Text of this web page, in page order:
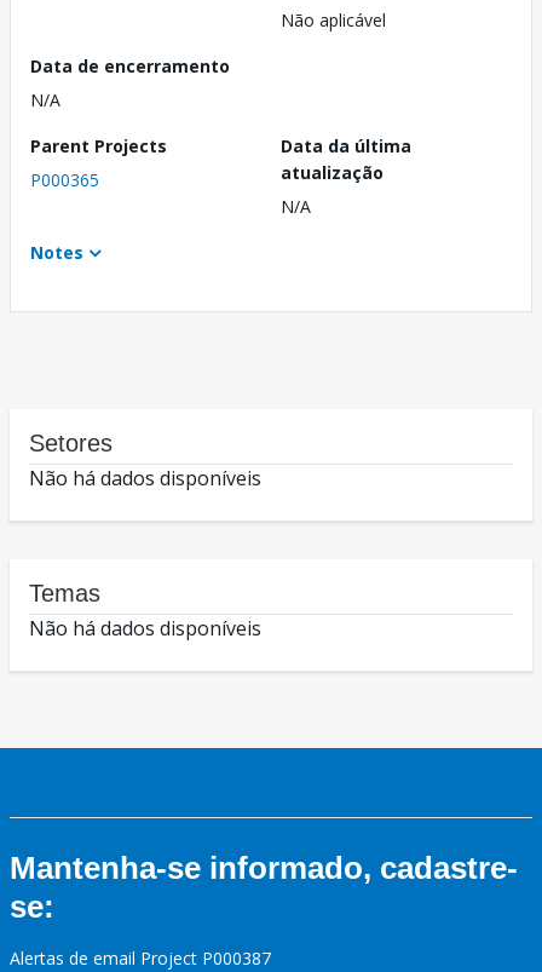
Não aplicável
Data de encerramento
N/A
Parent Projects
P000365
Data da última
atualização
N/A
Notes
Setores
Não há dados disponíveis
Temas
Não há dados disponíveis
Mantenha-se informado, cadastre-
se:
Alertas de email Project P000387